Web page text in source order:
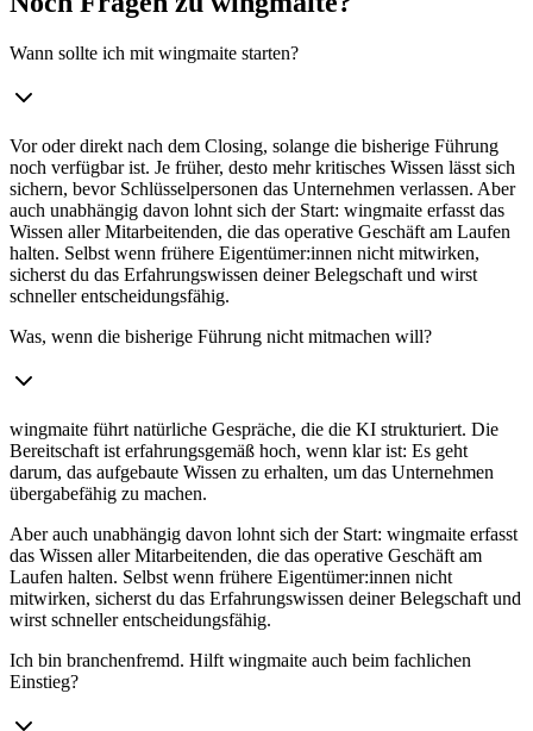
Wann sollte ich mit wingmaite starten?
Vor oder direkt nach dem Closing, solange die bisherige Führung
noch verfügbar ist. Je früher, desto mehr kritisches Wissen lässt sich
sichern, bevor Schlüsselpersonen das Unternehmen verlassen. Aber
auch unabhängig davon lohnt sich der Start: wingmaite erfasst das
Wissen aller Mitarbeitenden, die das operative Geschäft am Laufen
halten. Selbst wenn frühere Eigentümer:innen nicht mitwirken,
sicherst du das Erfahrungswissen deiner Belegschaft und wirst
schneller entscheidungsfähig.
Was, wenn die bisherige Führung nicht mitmachen will?
wingmaite führt natürliche Gespräche, die die KI strukturiert. Die
Bereitschaft ist erfahrungsgemäß hoch, wenn klar ist: Es geht
darum, das aufgebaute Wissen zu erhalten, um das Unternehmen
übergabefähig zu machen.
Aber auch unabhängig davon lohnt sich der Start: wingmaite erfasst
das Wissen aller Mitarbeitenden, die das operative Geschäft am
Laufen halten. Selbst wenn frühere Eigentümer:innen nicht
mitwirken, sicherst du das Erfahrungswissen deiner Belegschaft und
wirst schneller entscheidungsfähig.
Ich bin branchenfremd. Hilft wingmaite auch beim fachlichen
Einstieg?